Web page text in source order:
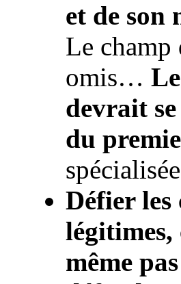
et de son
Le champ
omis…
devrait
du
Défier les
légitimes,
même